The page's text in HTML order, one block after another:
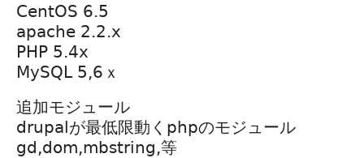
CentOS 6.5
apache 2.2.x
PHP 5.4x
MySQL 5,6ｘ
追加モジュール
drupalが最低限動くphpのモジュール
gd,dom,mbstring,等